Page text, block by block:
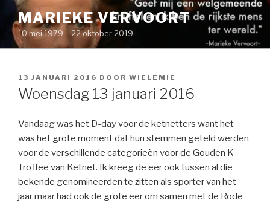
Naar
inhoud
springen
MARIEKE VERVOORT
10 mei 1979 – 22 oktober 2019
GEPLAATST
OP
13 JANUARI 2016 DOOR WIELEMIE
Woensdag 13 januari 2016
Vandaag was het D-day voor de ketnetters want het
was het grote moment dat hun stemmen geteld werden
voor de verschillende categorieën voor de Gouden K
Troffee van Ketnet. Ik kreeg de eer ook tussen al die
bekende genomineerden te zitten als sporter van het
jaar maar had ook de grote eer om samen met de Rode